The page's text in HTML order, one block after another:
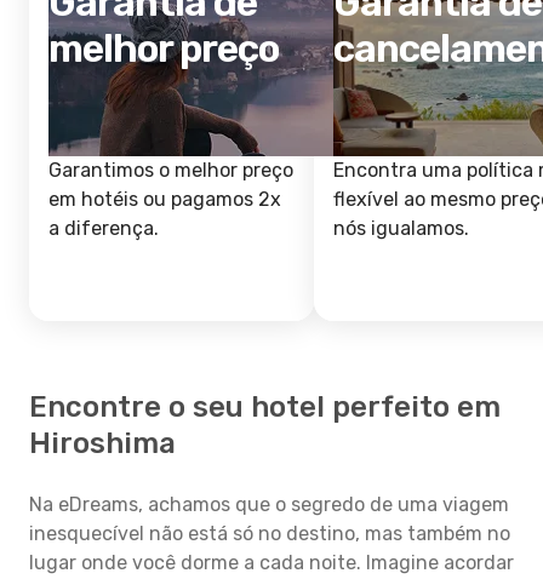
melhor preço
Garantimos o melhor preço
em hotéis ou pagamos 2x
a diferença.
Encontra uma política
flexível ao mesmo
nós igualamos.
Encontre o seu hotel perfeito em
Hiroshima
Na eDreams, achamos que o segredo de uma viagem
inesquecível não está só no destino, mas também no
lugar onde você dorme a cada noite. Imagine acordar